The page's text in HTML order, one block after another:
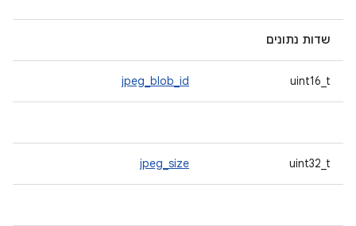
שדות נתונים
uint16_t
jpeg_blob_id
uint32_t
jpeg_size